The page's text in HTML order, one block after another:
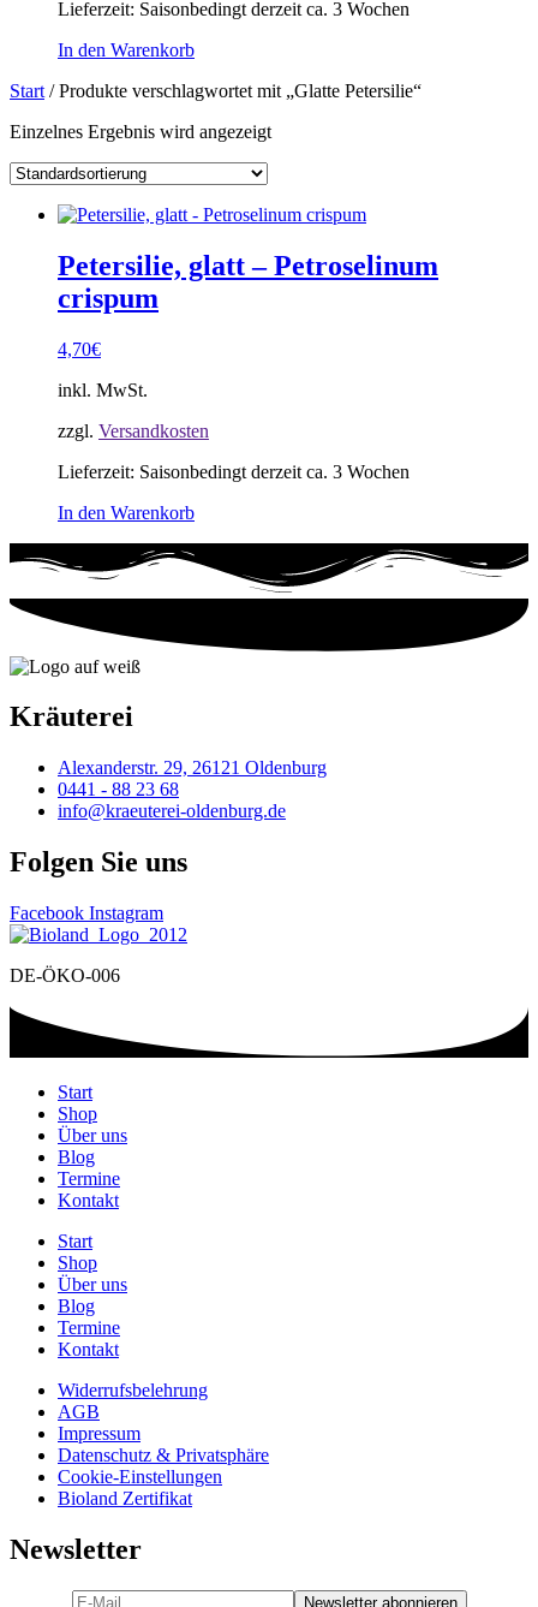
Lieferzeit: Saisonbedingt derzeit ca. 3 Wochen
In den Warenkorb
Start / Produkte verschlagwortet mit „Glatte Petersilie“
Einzelnes Ergebnis wird angezeigt
Petersilie, glatt – Petroselinum
crispum
4,70€
inkl. MwSt.
zzgl. Versandkosten
Lieferzeit: Saisonbedingt derzeit ca. 3 Wochen
In den Warenkorb
Kräuterei
Alexanderstr. 29, 26121 Oldenburg
0441 - 88 23 68
info@kraeuterei-oldenburg.de
Folgen Sie uns
Facebook Instagram
DE-ÖKO-006
Start
Shop
Über uns
Blog
Termine
Kontakt
Start
Shop
Über uns
Blog
Termine
Kontakt
Widerrufsbelehrung
AGB
Impressum
Datenschutz & Privatsphäre
Cookie-Einstellungen
Bioland Zertifikat
Newsletter